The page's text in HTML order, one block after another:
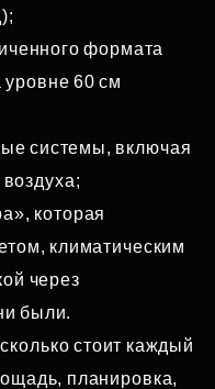
формата
уровне 60 см
системы, включая
которая
климатическим
через
были.
стоит каждый
планировка,